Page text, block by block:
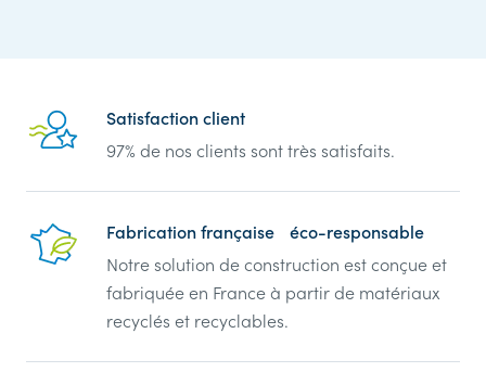
Reassurance
Satisfaction client
97% de nos clients sont très satisfaits.
Fabrication française éco-responsable
Notre solution de construction est conçue et
fabriquée en France à partir de matériaux
recyclés et recyclables.